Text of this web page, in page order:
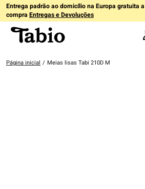
Entrega padrão ao domicílio na Europa gratuita
compra Entregas e Devoluções
Página inicial / Meias lisas Tabi 210D M